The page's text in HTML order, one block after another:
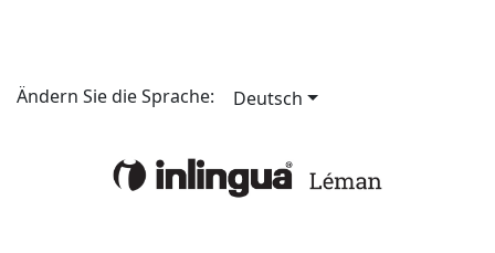
Ändern Sie die Sprache: Deutsch